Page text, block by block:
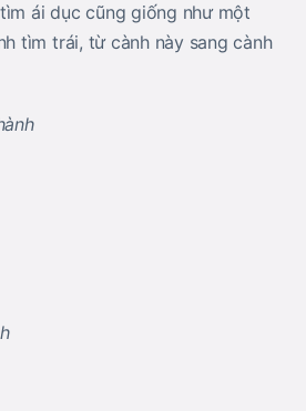
ái dục cũng giống như một
tìm trái, từ cành này sang cành